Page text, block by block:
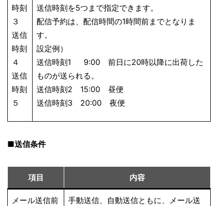
時刻
３
送信
時刻
４
送信
時刻
５
送信時刻を5つまで指定できます。
配信予約は、配信時間の1時間前までとなりま
す。
設定例）
送信時刻1 9:00 前日に20時以降に出荷した
ものが送られる。
送信時刻2 15:00 昼便
送信時刻3 20:00 夜便
■送信条件
項目 内容
メール送信前
手動送信、自動送信ともに、メール送